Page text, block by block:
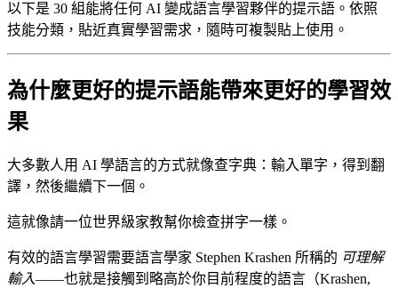
以下是 30 組能將任何 AI 變成語言學習夥伴的提示語。依照
技能分類，貼近真實學習需求，隨時可複製貼上使用。
為什麼更好的提示語能帶來更好的學習效
果
大多數人用 AI 學語言的方式就像查字典：輸入單字，得到翻
譯，然後繼續下一個。
這就像請一位世界級家教幫你檢查拼字一樣。
有效的語言學習需要語言學家 Stephen Krashen 所稱的 可理解
輸入——也就是接觸到略高於你目前程度的語言（Krashen,